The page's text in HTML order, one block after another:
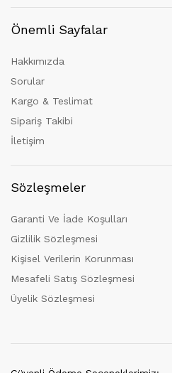
Önemli Sayfalar
Hakkımızda
Sorular
Kargo & Teslimat
Sipariş Takibi
İletişim
Sözleşmeler
Garanti Ve İade Koşulları
Gizlilik Sözleşmesi
Kişisel Verilerin Korunması
Mesafeli Satış Sözleşmesi
Üyelik Sözleşmesi